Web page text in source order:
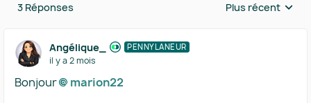
3 Réponses Réponses triées
Plus récent
Angélique_ PENNYLANEUR
il y a 2 mois
Bonjour marion22​